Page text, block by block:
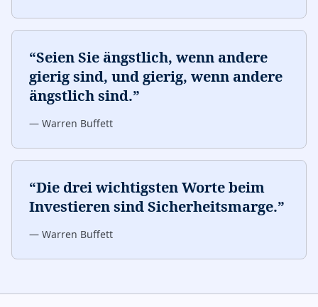
“Seien Sie ängstlich, wenn andere
gierig sind, und gierig, wenn andere
ängstlich sind.”
— Warren Buffett
“Die drei wichtigsten Worte beim
Investieren sind Sicherheitsmarge.”
— Warren Buffett